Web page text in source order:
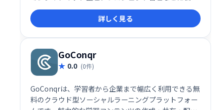
ちます。豊富なテンプレートと例が用意されており、
マインドマップ、タイムライン、SWOT分析など、
様々な図表を作成できます。視覚的な表現で思考を整
理し、生産性を向上させましょう。
詳しく見る
GoConqr
0.0 (0件)
GoConqrは、学習者から企業まで幅広く利用できる無
料のクラウド型ソーシャルラーニングプラットフォー